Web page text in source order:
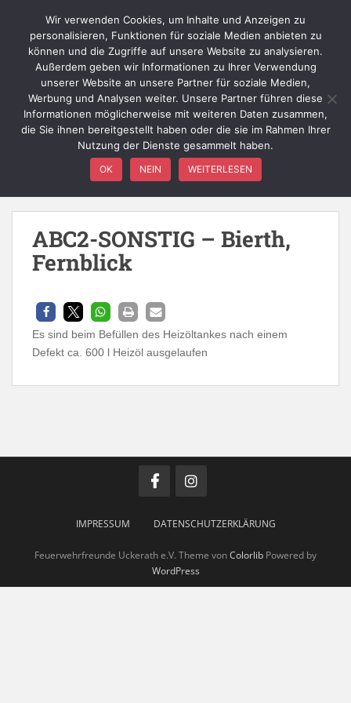
Einsatzart:ABC2
Öl-Kraftstoff groß, große Ölspur
ABC2-SONSTIG – Bierth,
Fernblick
Es sind beim Befüllen des Heizöltankes nach einem
Defekt ca. 600 l Heizöl ausgelaufen
IMPRESSUM DATENSCHUTZERKLÄRUNG
Feuerwehrfreunde Uckerath e.V. Theme vonColorlib Powered by
WordPress
Wir verwenden Cookies, um Inhalte und Anzeigen zu
personalisieren, Funktionen für soziale Medien anbieten zu
können und die Zugriffe auf unsere Website zu analysieren.
Außerdem geben wir Informationen zu Ihrer Verwendung
unserer Website an unsere Partner für soziale Medien,
Werbung und Analysen weiter. Unsere Partner führen diese
Informationen möglicherweise mit weiteren Daten zusammen,
die Sie ihnen bereitgestellt haben oder die sie im Rahmen Ihrer
Nutzung der Dienste gesammelt haben.
OK NEIN WEITERLESEN